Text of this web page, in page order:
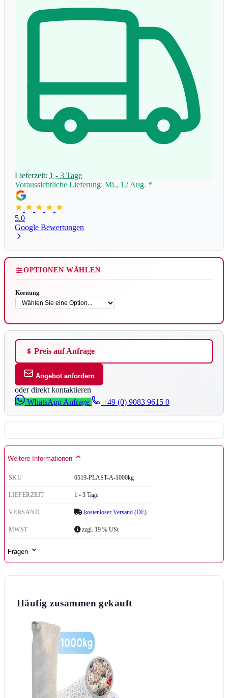
Lieferzeit: 1 - 3 Tage
Voraussichtliche Lieferung: Mi., 12 Aug. *
5.0
Google Bewertungen
OPTIONEN WÄHLEN
Körnung
Preis auf Anfrage
Angebot anfordern
oder direkt kontaktieren
WhatsApp Anfrage
+49 (0) 9083 9615 0
Weitere Informationen
SKU 0519-PLAST-A-1000kg
LIEFERZEIT 1 - 3 Tage
VERSAND kostenloser Versand (DE)
MWST zzgl. 19 % USt
Fragen
Häufig zusammen gekauft